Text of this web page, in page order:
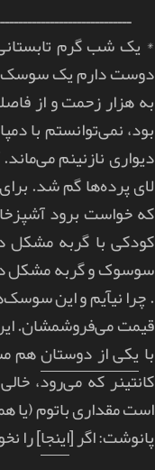
* یک شب گرم
دوست دارم یک سوسک
به هزار زحمت و از
بود، نمی‌توانستم با
دیواری نازنینم
لای پرده‌ها گم شد.
که خواست برود
کودکی با گربه مشکل
سوسوک و گربه مشکل
. چرا نیآیم و این
قیمت می‌فروشمشان.
بایکی از دوستانهم
کانتینر که می‌رود،
است مقداری باتوم (یا
پانوشت: اگر [اینجا] را